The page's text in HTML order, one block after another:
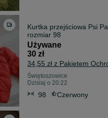
Kurtka przejściowa Psi
rozmiar 98
Używane
30 zł
34,55 zł z Pakietem
Świętoszowice
Dzisiaj o 20:22
98 Czerwony